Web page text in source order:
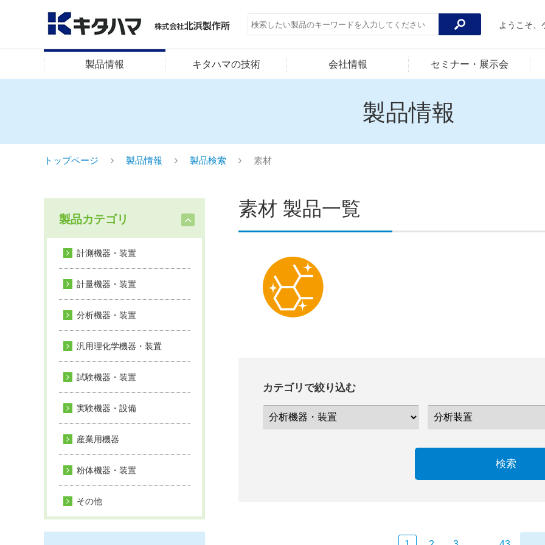
ようこそ、
製品情報 キタハマの技術 会社情報 セミナー・展示会
製品情報
トップページ 製品情報 製品検索 素材
製品カテゴリ
計測機器・装置
計量機器・装置
分析機器・装置
汎用理化学機器・装置
試験機器・装置
実験機器・設備
産業用機器
粉体機器・装置
その他
素材 製品一覧
カテゴリで絞り込む
検索